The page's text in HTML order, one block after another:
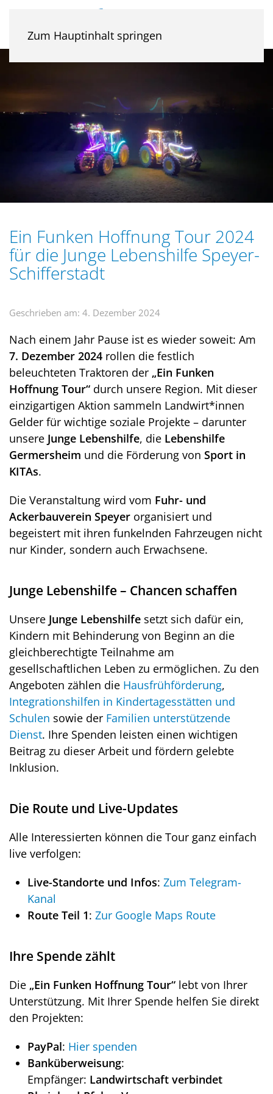
Zum Hauptinhalt springen
Ein Funken Hoffnung Tour 2024
für die Junge Lebenshilfe Speyer-
Schifferstadt
Geschrieben am: 4. Dezember 2024
Nach einem Jahr Pause ist es wieder soweit: Am
7. Dezember 2024 rollen die festlich
beleuchteten Traktoren der „Ein Funken
Hoffnung Tour“ durch unsere Region. Mit dieser
einzigartigen Aktion sammeln Landwirt*innen
Gelder für wichtige soziale Projekte – darunter
unsere Junge Lebenshilfe, die Lebenshilfe
Germersheim und die Förderung von Sport in
KITAs.
Die Veranstaltung wird vom Fuhr- und
Ackerbauverein Speyer organisiert und
begeistert mit ihren funkelnden Fahrzeugen nicht
nur Kinder, sondern auch Erwachsene.
Junge Lebenshilfe – Chancen schaffen
Unsere Junge Lebenshilfe setzt sich dafür ein,
Kindern mit Behinderung von Beginn an die
gleichberechtigte Teilnahme am
gesellschaftlichen Leben zu ermöglichen. Zu den
Angeboten zählen die Hausfrühförderung,
Integrationshilfen in Kindertagesstätten und
Schulen sowie der Familien unterstützende
Dienst. Ihre Spenden leisten einen wichtigen
Beitrag zu dieser Arbeit und fördern gelebte
Inklusion.
Die Route und Live-Updates
Alle Interessierten können die Tour ganz einfach
live verfolgen:
Live-Standorte und Infos: Zum Telegram-
Kanal
Route Teil 1: Zur Google Maps Route
Ihre Spende zählt
Die „Ein Funken Hoffnung Tour“ lebt von Ihrer
Unterstützung. Mit Ihrer Spende helfen Sie direkt
den Projekten:
PayPal: Hier spenden
Banküberweisung:
Empfänger: Landwirtschaft verbindet